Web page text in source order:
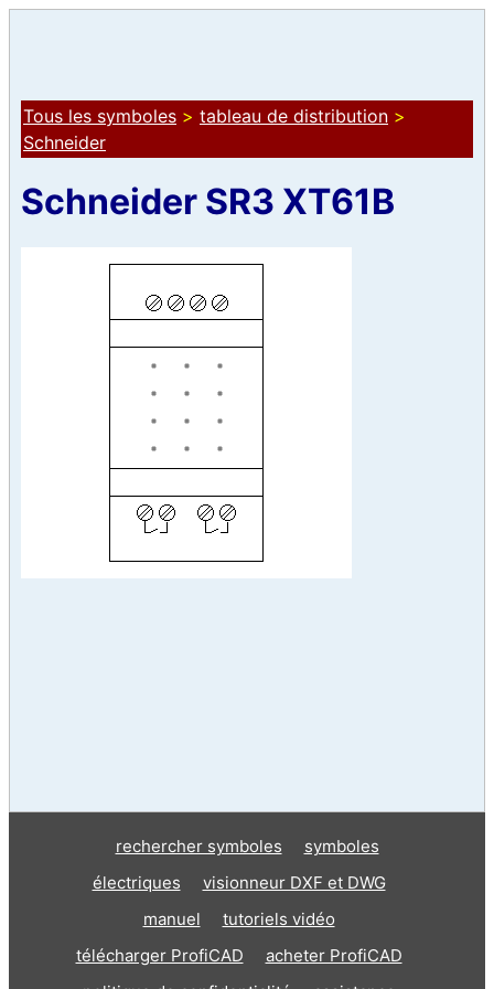
Tous les symboles > tableau de distribution >
Schneider
Schneider SR3 XT61B
rechercher symboles
symboles
électriques
visionneur DXF et DWG
manuel
tutoriels vidéo
télécharger ProfiCAD
acheter ProfiCAD